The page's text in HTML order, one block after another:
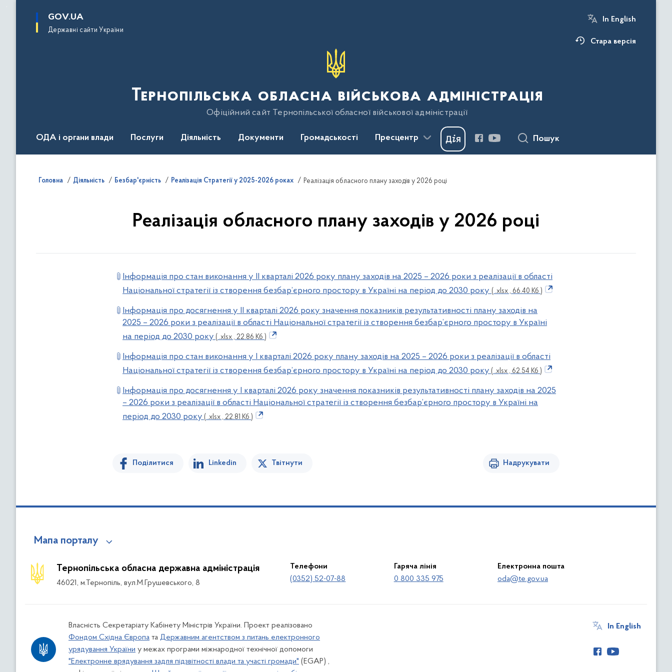
основного
GOV.UA
Державні сайти України
In English
Стара версія
Тернопільська обласна військова адміністрація
Офіційний сайт Тернопільської обласної військової адміністрації
ОДА і органи влади Послуги Діяльність Документи Громадськості Пресцентр Пошук
Головна Діяльність Безбар'єрність Реалізація Стратегії у 2025-2026 роках Реалізація обласного плану заходів у 2026 році
Реалізація обласного плану заходів у 2026 році
Інформація про стан виконання у ІІ кварталі 2026 року плану заходів на 2025 – 2026 роки з реалізації в області
Національної стратегії із створення безбар’єрного простору в Україні на період до 2030 року ( .xlsx , 66.40 Кб )
Інформація про досягнення у ІІ кварталі 2026 року значення показників результативності плану заходів на
2025 – 2026 роки з реалізації в області Національної стратегії із створення безбар’єрного простору в Україні
на період до 2030 року ( .xlsx , 22.86 Кб )
Інформація про стан виконання у І кварталі 2026 року плану заходів на 2025 – 2026 роки з реалізації в області
Національної стратегії із створення безбар’єрного простору в Україні на період до 2030 року ( .xlsx , 62.54 Кб )
Інформація про досягнення у І кварталі 2026 року значення показників результативності плану заходів на 2025
– 2026 роки з реалізації в області Національної стратегії із створення безбар’єрного простору в Україні на
період до 2030 року ( .xlsx , 22.81 Кб )
Поділитися Linkedin Твітнути Надрукувати
Мапа порталу
Тернопільська обласна державна адміністрація
46021, м.Тернопіль, вул.М.Грушевського, 8
Телефони
(0352) 52-07-88
Гаряча лінія
0 800 335 975
Електронна пошта
oda@te.gov.ua
Власність Секретаріату Кабінету Міністрів України. Проект реалізовано
Фондом Східна Європа та Державним агентством з питань електронного
урядування України у межах програми міжнародної технічної допомоги
"Електронне врядування задля підзвітності влади та участі громади" (EGAP) ,
In English